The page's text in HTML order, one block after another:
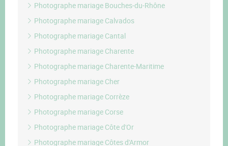
Photographe mariage Bouches-du-Rhône
Photographe mariage Calvados
Photographe mariage Cantal
Photographe mariage Charente
Photographe mariage Charente-Maritime
Photographe mariage Cher
Photographe mariage Corrèze
Photographe mariage Corse
Photographe mariage Côte d'Or
Photographe mariage Côtes d'Armor